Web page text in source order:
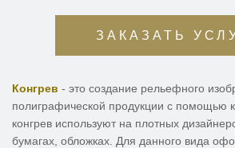
ЗАКАЗАТЬ
Конгрев - это создание рельефного
полиграфической продукции с помощью
конгрев используют на плотных
бумагах, обложках. Для данного вида